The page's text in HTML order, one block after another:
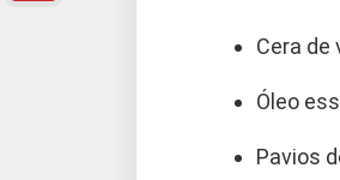
Cera de
Óleo
Pavios